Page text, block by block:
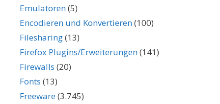
Emulatoren(5)
Encodieren und Konvertieren(100)
Filesharing(13)
Firefox Plugins/Erweiterungen(141)
Firewalls (20)
Fonts (13)
Freeware(3.745)